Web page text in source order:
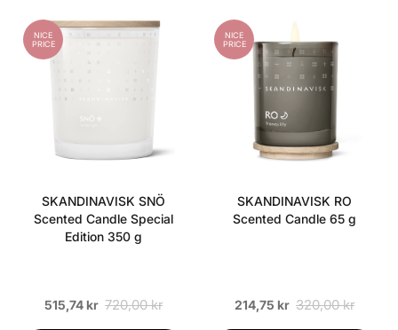
NICE
PRICE
SKANDINAVISK SNÖ
Scented Candle Special
Edition 350 g
515,74 kr 720,00 kr
NICE
PRICE
SKANDINAVISK RO
Scented Candle 65 g
214,75 kr 320,00 kr